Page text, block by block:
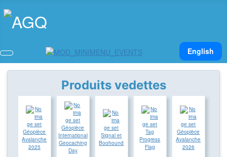
Sélectionnez
English
Produits vedettes
Géopièce
Avalanche
2025
Géopièce
International
Geocaching
Day
Signal et
Boohound
Tag
Progress
Flag
Géopièce
Avalanche
2026